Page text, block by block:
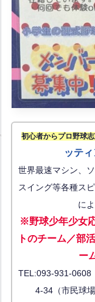
初心者からプロ野球
ッテ
世界最速マシン、
スイング等各種ス
に
※野球少年少女
トのチーム／部
ー
TEL:093-931-0608
4-34（市民球